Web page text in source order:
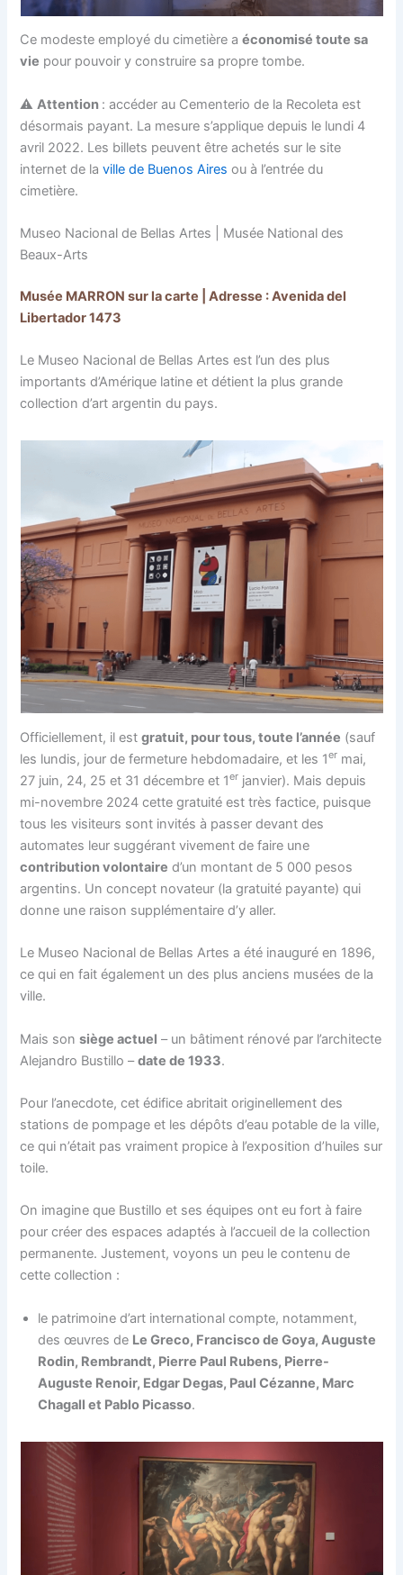
Ce modeste employé du cimetière aéconomisé toute sa
vie pour pouvoir y construire sa propre tombe.
⚠ Attention : accéder au Cementerio de la Recoleta est
désormais payant. La mesure s’applique depuis le lundi 4
avril 2022. Les billets peuvent être achetés sur le site
internet de laville de Buenos Aires ou à l’entrée du
cimetière.
Museo Nacional de Bellas Artes | Musée National des
Beaux-Arts
Musée MARRON sur la carte | Adresse : Avenida del
Libertador 1473
Le Museo Nacional de Bellas Artes est l’un des plus
importants d’Amérique latine et détient la plus grande
collection d’art argentin du pays.
Officiellement, il estgratuit, pour tous, toute l’année (sauf
les lundis, jour de fermeture hebdomadaire, et les 1er mai,
27 juin, 24, 25 et 31 décembre et 1er janvier). Mais depuis
mi-novembre 2024 cette gratuité est très factice, puisque
tous les visiteurs sont invités à passer devant des
automates leur suggérant vivement de faire une
contribution volontaire d’un montant de 5 000 pesos
argentins. Un concept novateur (la gratuité payante) qui
donne une raison supplémentaire d’y aller.
Le Museo Nacional de Bellas Artes a été inauguré en 1896,
ce qui en fait également un des plus anciens musées de la
ville.
Mais sonsiège actuel – un bâtiment rénové par l’architecte
Alejandro Bustillo –date de 1933.
Pour l’anecdote, cet édifice abritait originellement des
stations de pompage et les dépôts d’eau potable de la ville,
ce qui n’était pas vraiment propice à l’exposition d’huiles sur
toile.
On imagine que Bustillo et ses équipes ont eu fort à faire
pour créer des espaces adaptés à l’accueil de la collection
permanente. Justement, voyons un peu le contenu de
cette collection :
le patrimoine d’art international compte, notamment,
des œuvres de Le Greco, Francisco de Goya, Auguste
Rodin, Rembrandt, Pierre Paul Rubens, Pierre-
Auguste Renoir, Edgar Degas, Paul Cézanne, Marc
Chagall et Pablo Picasso.